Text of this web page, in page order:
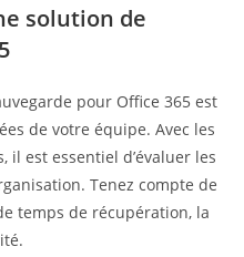
solution de
pour Office 365 est
de votre équipe. Avec les
est essentiel d’évaluer les
Tenez compte de
temps de récupération, la